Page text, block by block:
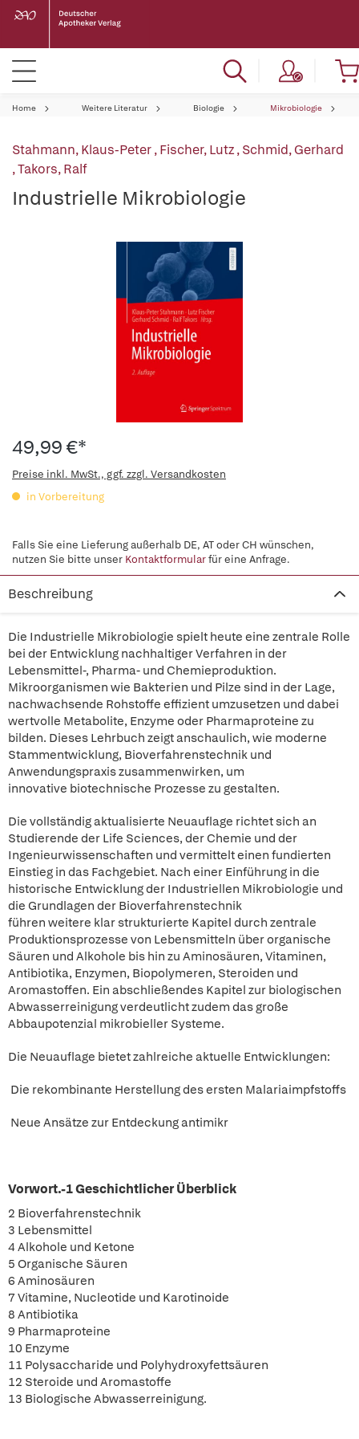
Home Weitere Literatur Biologie Mikrobiologie
Stahmann, Klaus-Peter,Fischer, Lutz,Schmid, Gerhard
,Takors, Ralf
Industrielle Mikrobiologie
49,99 €*
Preise inkl. MwSt., ggf. zzgl. Versandkosten
in Vorbereitung
Falls Sie eine Lieferung außerhalb DE, AT oder CH wünschen,
nutzen Sie bitte unser Kontaktformularfür eine Anfrage.
Beschreibung
Die Industrielle Mikrobiologie spielt heute eine zentrale Rolle
bei der Entwicklung nachhaltiger Verfahren in der
Lebensmittel-, Pharma- und Chemieproduktion.
Mikroorganismen wie Bakterien und Pilze sind in der Lage,
nachwachsende Rohstoffe effizient umzusetzen und dabei
wertvolle Metabolite, Enzyme oder Pharmaproteine zu
bilden. Dieses Lehrbuch zeigt anschaulich, wie moderne
Stammentwicklung, Bioverfahrenstechnik und
Anwendungspraxis zusammenwirken, um
innovative biotechnische Prozesse zu gestalten.
Die vollständig aktualisierte Neuauflage richtet sich an
Studierende der Life Sciences, der Chemie und der
Ingenieurwissenschaften und vermittelt einen fundierten
Einstieg in das Fachgebiet. Nach einer Einführung in die
historische Entwicklung der Industriellen Mikrobiologie und
die Grundlagen der Bioverfahrenstechnik
führen weitere klar strukturierte Kapitel durch zentrale
Produktionsprozesse von Lebensmitteln über organische
Säuren und Alkohole bis hin zu Aminosäuren, Vitaminen,
Antibiotika, Enzymen, Biopolymeren, Steroiden und
Aromastoffen. Ein abschließendes Kapitel zur biologischen
Abwasserreinigung verdeutlicht zudem das große
Abbaupotenzial mikrobieller Systeme.
Die Neuauflage bietet zahlreiche aktuelle Entwicklungen:
Die rekombinante Herstellung des ersten Malariaimpfstoffs
Neue Ansätze zur Entdeckung antimikr
Vorwort.-1 Geschichtlicher Überblick
2 Bioverfahrenstechnik
3 Lebensmittel
4 Alkohole und Ketone
5 Organische Säuren
6 Aminosäuren
7 Vitamine, Nucleotide und Karotinoide
8 Antibiotika
9 Pharmaproteine
10 Enzyme
11 Polysaccharide und Polyhydroxyfettsäuren
12 Steroide und Aromastoffe
13 Biologische Abwasserreinigung.